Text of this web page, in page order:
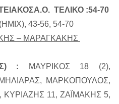
ΤΕΛΙΚΟ :54-70
43-56, 54-70
– ΜΑΡΑΓΚΑΚΗΣ
: ΜΑΥΡΙΚΟΣ 18 (2),
ΜΑΡΚΟΠΟΥΛΟΣ,
11, ΖΑΪΜΑΚΗΣ 5,